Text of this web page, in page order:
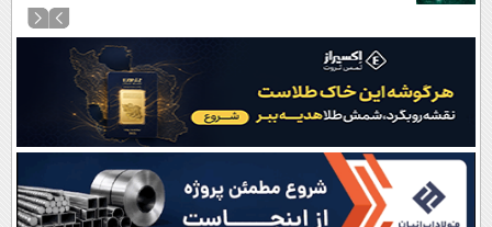
کردن
آرشیو
نظرسنجی
آب و هوا
اوقات شرعی
سواد زندگی